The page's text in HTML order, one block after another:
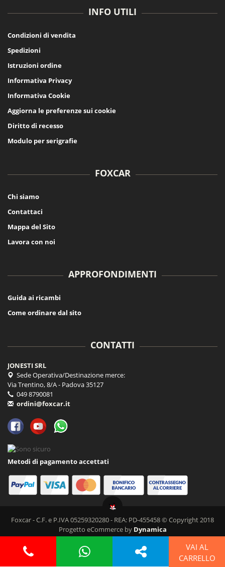
INFO UTILI
Condizioni di vendita
Spedizioni
Istruzioni ordine
Informativa Privacy
Informativa Cookie
Aggiorna le preferenze sui cookie
Diritto di recesso
Modulo per serigrafie
FOXCAR
Chi siamo
Contattaci
Mappa del Sito
Lavora con noi
APPROFONDIMENTI
Guida ai ricambi
Come ordinare dal sito
CONTATTI
JONESTI SRL
Sede Operativa/Destinazione merce:
Via Trentino, 8/A - Padova 35127
049 8790081
ordini@foxcar.it
Metodi di pagamento accettati
Foxcar - C.F. e P.IVA 05259320280 - REA: PD-455458 © Copyright 2018
Progetto eCommerce by Dynamica
VAI AL
CARRELLO